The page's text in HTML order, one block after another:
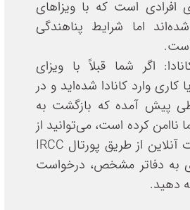
است که با ویزاهای
اما شرایط پناهندگی
اگر شما قبلاً با ویزای
وارد کانادا شده‌اید و در
پیش آمده که بازگشت به
ناامن کرده است، می‌توانید از
داخل کانادا به صورت آنلاین از طریق پورتال IRCC
به دفاتر مشخص، درخواست
دهید.